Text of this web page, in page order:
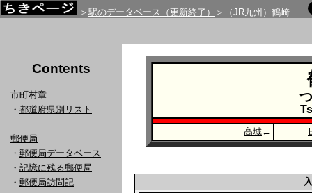
＞ 駅のデータベース（更新終了） ＞（JR九州）鶴崎
Contents
市町村章
・ 都道府県別リスト
郵便局
・ 郵便局データベース
・ 記憶に残る郵便局
・ 郵便局訪問記
高城←